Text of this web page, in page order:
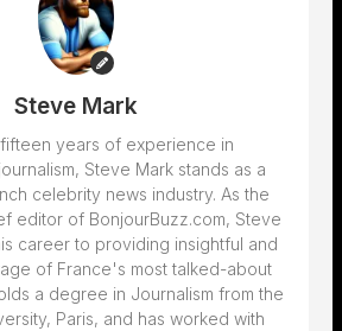
Steve Mark
years of experience in
Steve Mark stands as a
celebrity news industry. As the
editor of BonjourBuzz.com, Steve
career to providing insightful and
of France's most talked-about
a degree in Journalism from the
Paris, and has worked with